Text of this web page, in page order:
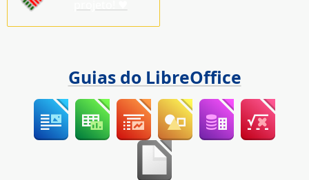
Guias do LibreOffice